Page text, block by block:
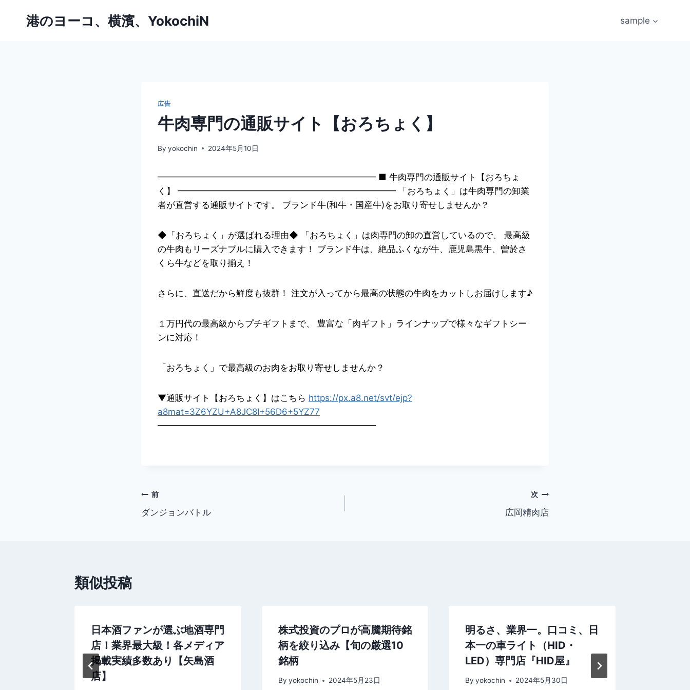
港のヨーコ、横濱、YokochiN sample
広告
牛肉専門の通販サイト【おろちょく】
By yokochin 2024年5月10日
━━━━━━━━━━━━━━━━━━━━━━━━━ ■ 牛肉専門の通販サイト【おろちょ
く】 ━━━━━━━━━━━━━━━━━━━━━━━━━ 「おろちょく」は牛肉専門の卸業
者が直営する通販サイトです。 ブランド牛(和牛・国産牛)をお取り寄せしませんか？
◆「おろちょく」が選ばれる理由◆ 「おろちょく」は肉専門の卸の直営しているので、 最高級
の牛肉もリーズナブルに購入できます！ ブランド牛は、絶品ふくなが牛、鹿児島黒牛、曽於さ
くら牛などを取り揃え！
さらに、直送だから鮮度も抜群！ 注文が入ってから最高の状態の牛肉をカットしお届けします♪
１万円代の最高級からプチギフトまで、 豊富な「肉ギフト」ラインナップで様々なギフトシー
ンに対応！
「おろちょく」で最高級のお肉をお取り寄せしませんか？
▼通販サイト【おろちょく】はこちら https://px.a8.net/svt/ejp?
a8mat=3Z6YZU+A8JC8I+56D6+5YZ77
━━━━━━━━━━━━━━━━━━━━━━━━━
投
稿
シ
ョ
ン
前
ダンジョンバトル
次
広岡精肉店
類似投稿
日本酒ファンが選ぶ地酒専門
店！業界最大級！各メディア
掲載実績多数あり【矢島酒
店】
株式投資のプロが高騰期待銘
柄を絞り込み【旬の厳選10
銘柄
By yokochin 2024年5月23日
明るさ、業界一。口コミ、日
本一の車ライト（HID・
LED）専門店『HID屋』
By yokochin 2024年5月30日